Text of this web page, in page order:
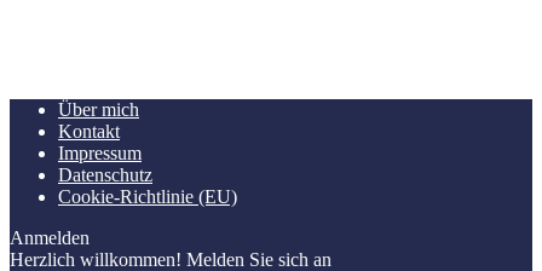
Über mich
Kontakt
Impressum
Datenschutz
Cookie-Richtlinie (EU)
Anmelden
Herzlich willkommen! Melden Sie sich an